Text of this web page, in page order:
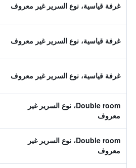
غرفة قياسية، نوع السرير غير معروف
غرفة قياسية، نوع السرير غير معروف
غرفة قياسية، نوع السرير غير معروف
Double room، نوع السرير غير
معروف
Double room، نوع السرير غير
معروف